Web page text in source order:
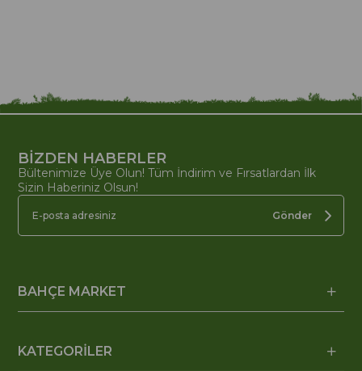
BİZDEN HABERLER
Bültenimize Üye Olun! Tüm İndirim ve Fırsatlardan İlk
Sizin Haberiniz Olsun!
Gönder
BAHÇE MARKET
KATEGORİLER